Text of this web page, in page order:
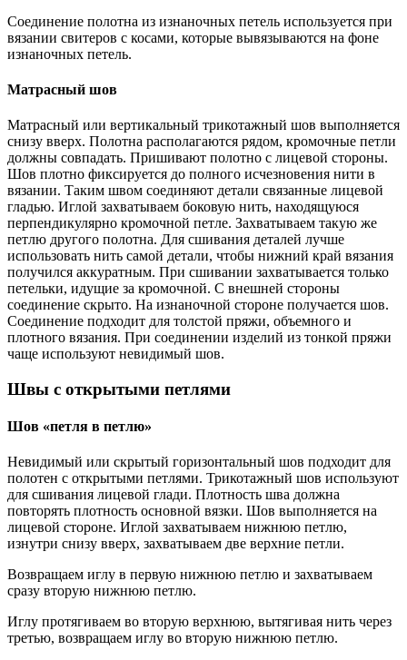
Соединение полотна из изнаночных петель используется при
вязании свитеров с косами, которые вывязываются на фоне
изнаночных петель.
Матрасный шов
Матрасный или вертикальный трикотажный шов выполняется
снизу вверх. Полотна располагаются рядом, кромочные петли
должны совпадать. Пришивают полотно с лицевой стороны.
Шов плотно фиксируется до полного исчезновения нити в
вязании. Таким швом соединяют детали связанные лицевой
гладью. Иглой захватываем боковую нить, находящуюся
перпендикулярно кромочной петле. Захватываем такую же
петлю другого полотна. Для сшивания деталей лучше
использовать нить самой детали, чтобы нижний край вязания
получился аккуратным. При сшивании захватывается только
петельки, идущие за кромочной. С внешней стороны
соединение скрыто. На изнаночной стороне получается шов.
Соединение подходит для толстой пряжи, объемного и
плотного вязания. При соединении изделий из тонкой пряжи
чаще используют невидимый шов.
Швы с открытыми петлями
Шов «петля в петлю»
Невидимый или скрытый горизонтальный шов подходит для
полотен с открытыми петлями. Трикотажный шов используют
для сшивания лицевой глади. Плотность шва должна
повторять плотность основной вязки. Шов выполняется на
лицевой стороне. Иглой захватываем нижнюю петлю,
изнутри снизу вверх, захватываем две верхние петли.
Возвращаем иглу в первую нижнюю петлю и захватываем
сразу вторую нижнюю петлю.
Иглу протягиваем во вторую верхнюю, вытягивая нить через
третью, возвращаем иглу во вторую нижнюю петлю.